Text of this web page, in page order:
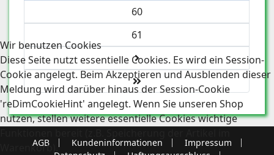
60
61
AGB Kundeninformationen
Impressum
Wir benutzen Cookies
Diese Seite nutzt essentielle Cookies. Es wird ein Session-
Cookie angelegt. Beim Akzeptieren und Ausblenden dieser
Meldung wird darüber hinaus der Session-Cookie
'reDimCookieHint' angelegt. Wenn Sie unseren Shop
nutzen, stellen weitere essentielle Cookies wichtige
Warenkorb).